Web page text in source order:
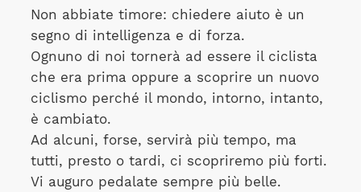
Non abbiate timore: chiedere aiuto è un
segno di intelligenza e di forza.
Ognuno di noi tornerà ad essere il ciclista
che era prima oppure a scoprire un nuovo
ciclismo perché il mondo, intorno, intanto,
è cambiato.
Ad alcuni, forse, servirà più tempo, ma
tutti, presto o tardi, ci scopriremo più forti.
Vi auguro pedalate sempre più belle.